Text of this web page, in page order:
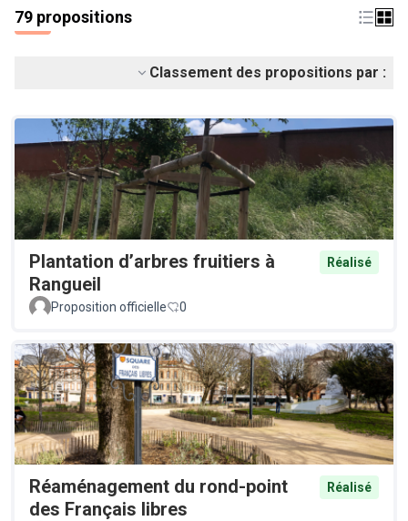
79 propositions
Classement des propositions par :
Plantation d’arbres fruitiers à
Rangueil
Réalisé
Proposition officielle 0
Réaménagement du rond-point
des Français libres
Réalisé